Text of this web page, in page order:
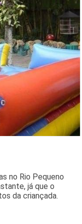
no Rio Pequeno
já que o
da criançada.